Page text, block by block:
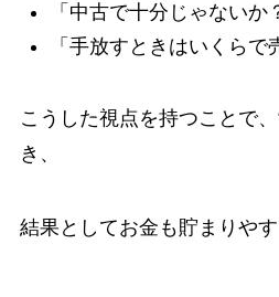
「中古で十分じゃないか
「手放すときはいくらで
こうした視点を持つことで
き、
結果としてお金も貯まりやす